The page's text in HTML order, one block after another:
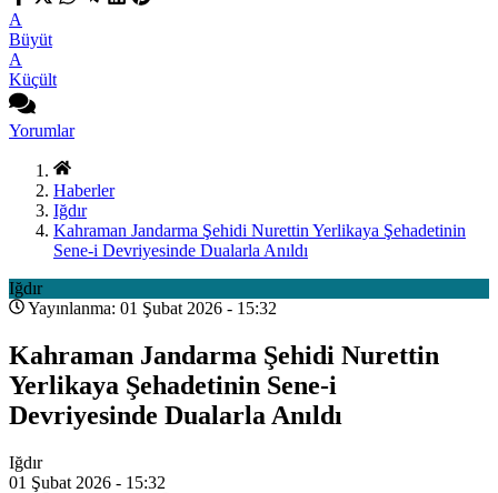
A
Büyüt
A
Küçült
Yorumlar
Haberler
Iğdır
Kahraman Jandarma Şehidi Nurettin Yerlikaya Şehadetinin
Sene-i Devriyesinde Dualarla Anıldı
Iğdır
Yayınlanma: 01 Şubat 2026 - 15:32
Kahraman Jandarma Şehidi Nurettin
Yerlikaya Şehadetinin Sene-i
Devriyesinde Dualarla Anıldı
Iğdır
01 Şubat 2026 - 15:32